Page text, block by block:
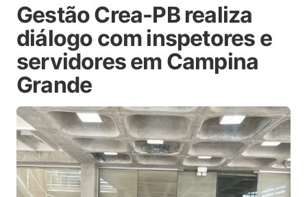
Gestão Crea-PB realiza
diálogo com inspetores e
servidores em Campina
Grande